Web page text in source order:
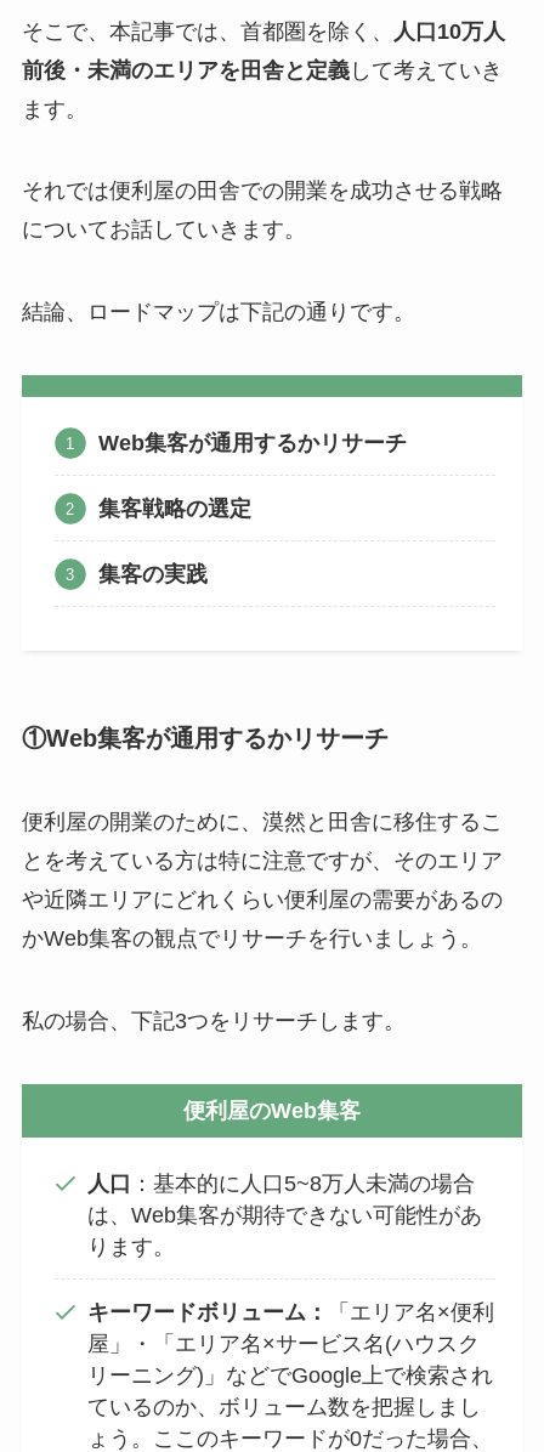
そこで、本記事では、首都圏を除く、
人口10万人
前後・未満のエリアを田舎と定義して考えていき
ます。
それでは便利屋の田舎での開業を成功させる戦略
についてお話していきます。
結論、ロードマップは下記の通りです。
Web集客が通用するかリサーチ
集客戦略の選定
集客の実践
①Web集客が通用するかリサーチ
便利屋の開業のために、漠然と田舎に移住するこ
とを考えている方は特に注意ですが、そのエリア
や近隣エリアにどれくらい便利屋の需要があるの
かWeb集客の観点でリサーチを行いましょう。
私の場合、下記3つをリサーチします。
便利屋のWeb集客
人口 ：基本的に人口5~8万人未満の場合
は、Web集客が期待できない可能性があ
ります。
キーワードボリューム：
「エリア名×便利
屋」・「エリア名×サービス名(ハウスク
リーニング)」などでGoogle上で検索され
ているのか、ボリューム数を把握しまし
ょう。ここのキーワードが0だった場合、